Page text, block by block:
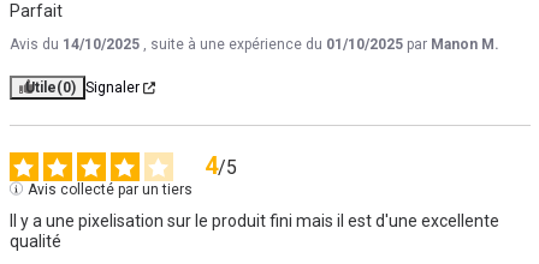
Parfait
Avis du 14/10/2025 , suite à une expérience du 01/10/2025 par Manon M.
Utile(0) Signaler
4/5
Avis collecté par un tiers
Il y a une pixelisation sur le produit fini mais il est d'une excellente
qualité